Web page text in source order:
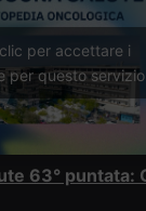
per accettare i
per questo servizio
63° puntata: